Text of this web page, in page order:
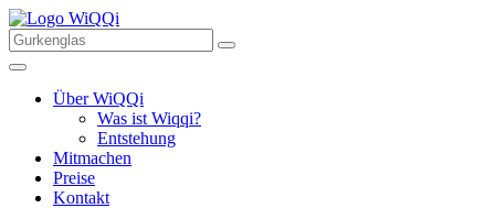
Über WiQQi
Was ist Wiqqi?
Entstehung
Mitmachen
Preise
Kontakt